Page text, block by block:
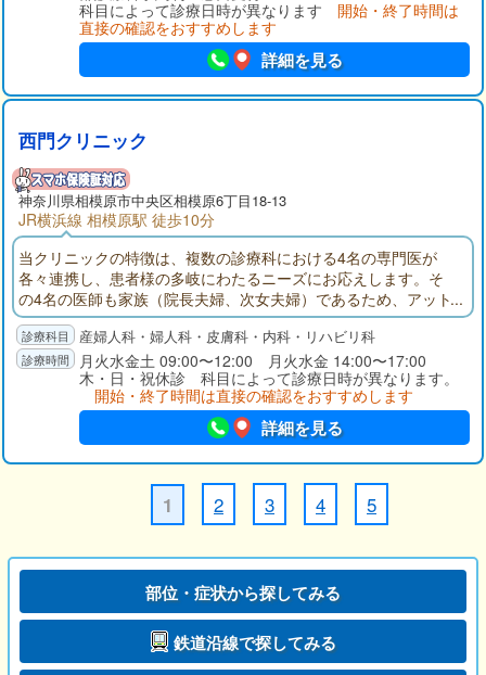
り、幅広いニーズに対応出来るようにしております。
科目によって診療日時が異なります 開始・終了時間は
直接の確認をおすすめします
詳細を見る
西門クリニック
神奈川県相模原市中央区相模原6丁目18-13
JR横浜線 相模原駅 徒歩10分
当クリニックの特徴は、複数の診療科における4名の専門医が
各々連携し、患者様の多岐にわたるニーズにお応えします。そ
の4名の医師も家族（院長夫婦、次女夫婦）であるため、アット
ホームな雰囲気の中で診療を受けることができます。今後も、
皆様により一層充実した診療をお送りする所存でございます。
産婦人科・婦人科・皮膚科・内科・リハビリ科
月火水金土 09:00〜12:00 月火水金 14:00〜17:00
木・日・祝休診 科目によって診療日時が異なります。
開始・終了時間は直接の確認をおすすめします
詳細を見る
1 2 3 4 5
部位・症状から探してみる
鉄道沿線で探してみる